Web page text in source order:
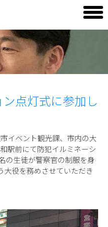
点灯式に参加し
イベント観光課、市内の大
駅前にて防犯イルミネーシ
の生徒が警察官の制服を身
大役を務めさせていただき